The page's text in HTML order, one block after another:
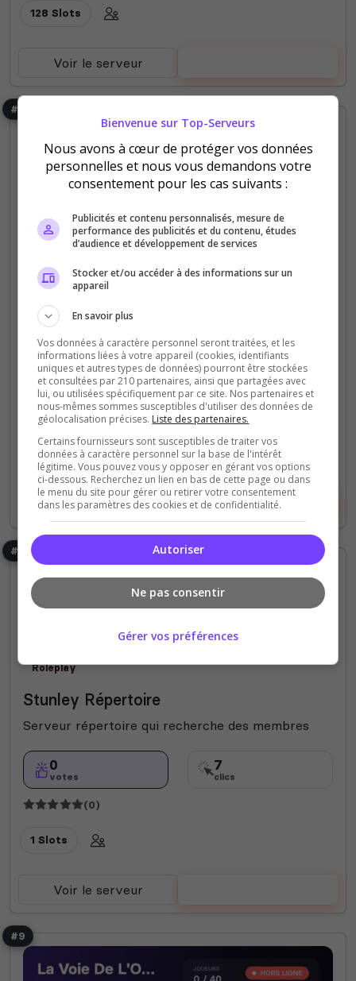
128 Slots
Voir le serveur
#7
PVE PVP
Brutal | 28 Avril
3e édition de la ligue Shiftek Gaming autour du jeu
V Rising qui à lieu une fois par an à l'occasion des
mises à jour majeures.
0
votes
12
clics
(0)
128 Slots
Voir le serveur Voter
#8
Roleplay
Stunley Répertoire
Serveur répertoire qui recherche des membres
0
votes
7
clics
(0)
1 Slots
Voir le serveur
#9
Bienvenue sur Top-Serveurs
Nous avons à cœur de protéger vos données
personnelles et nous vous demandons votre
consentement pour les cas suivants :
Publicités et contenu personnalisés, mesure de
performance des publicités et du contenu, études
d’audience et développement de services
Stocker et/ou accéder à des informations sur un
appareil
En savoir plus
Vos données à caractère personnel seront traitées, et les
informations liées à votre appareil (cookies, identifiants
uniques et autres types de données) pourront être stockées
et consultées par 210 partenaires, ainsi que partagées avec
lui, ou utilisées spécifiquement par ce site. Nos partenaires et
nous-mêmes sommes susceptibles d'utiliser des données de
géolocalisation précises. Liste des partenaires.
Certains fournisseurs sont susceptibles de traiter vos
données à caractère personnel sur la base de l'intérêt
légitime. Vous pouvez vous y opposer en gérant vos options
ci-dessous. Recherchez un lien en bas de cette page ou dans
le menu du site pour gérer ou retirer votre consentement
dans les paramètres des cookies et de confidentialité.
Autoriser
Ne pas consentir
Gérer vos préférences